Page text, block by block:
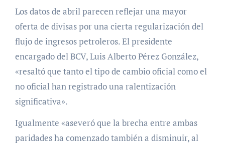
Los datos de abril parecen reflejar una mayor
oferta de divisas por una cierta regularización del
flujo de ingresos petroleros. El presidente
encargado del BCV, Luis Alberto Pérez González,
«resaltó que tanto el tipo de cambio oficial como el
no oficial han registrado una ralentización
significativa».
Igualmente «aseveró que la brecha entre ambas
paridades ha comenzado también a disminuir, al